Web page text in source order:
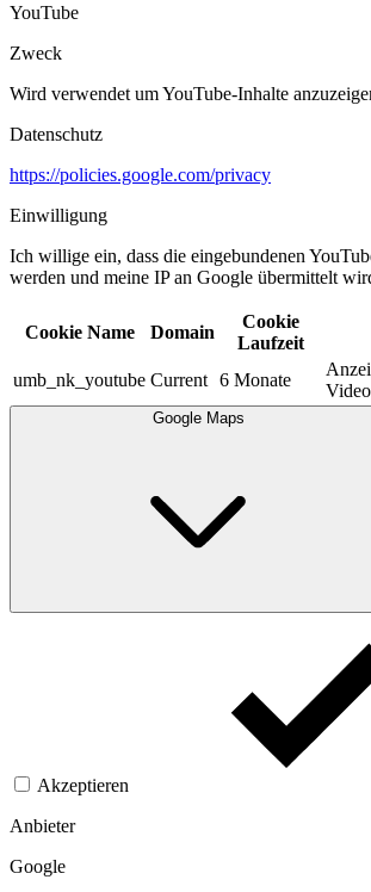
YouTube
Zweck
Wird verwendet um YouTube-Inhalte
Datenschutz
https://policies.google.com/privacy
Einwilligung
Ich willige ein, dass die eingebundenen
werden und meine IP an Google übermittelt
Cookie Name Domain
Cookie
Laufzeit
umb_nk_youtube Current 6 Monate
Google Maps
Akzeptieren
Anbieter
Google